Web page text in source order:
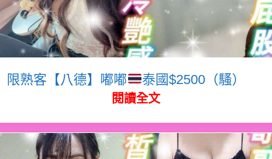
限熟客【八德】嘟嘟 泰國$2500（騷）
閱讀全文